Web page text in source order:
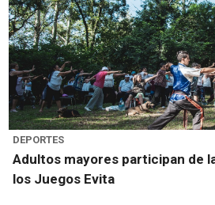
DEPORTES
Adultos mayores participan de
los Juegos Evita